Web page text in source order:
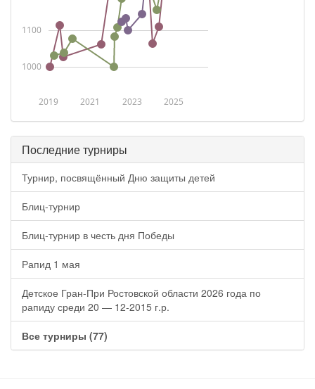
2019 2021 2023 2025
1000
1100
Последние турниры
Турнир, посвящённый Дню защиты детей
Блиц-турнир
Блиц-турнир в честь дня Победы
Рапид 1 мая
Детское Гран-При Ростовской области 2026 года по
рапиду среди 20 — 12-2015 г.р.
Все турниры (77)